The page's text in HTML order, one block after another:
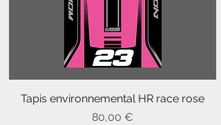
Tapis environnemental HR race rose
Prix
80,00 €